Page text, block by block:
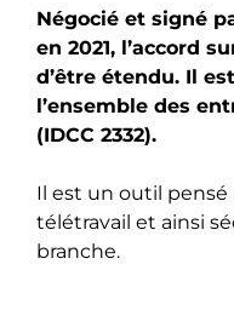
Négocié et signé
en 2021, l’accord
d’être étendu. Il
l’ensemble des
(IDCC 2332).
Il est un outil pensé
télétravail et ainsi
branche.